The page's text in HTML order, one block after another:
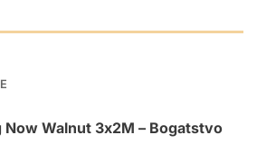
Walnut 3x2M – Bogatstvo